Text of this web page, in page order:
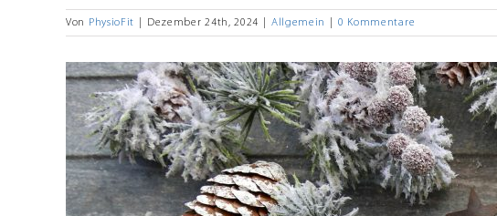
Von PhysioFit Dezember 24th, 2024 Allgemein 0 Kommentare
Zeige
grösseres
Bild